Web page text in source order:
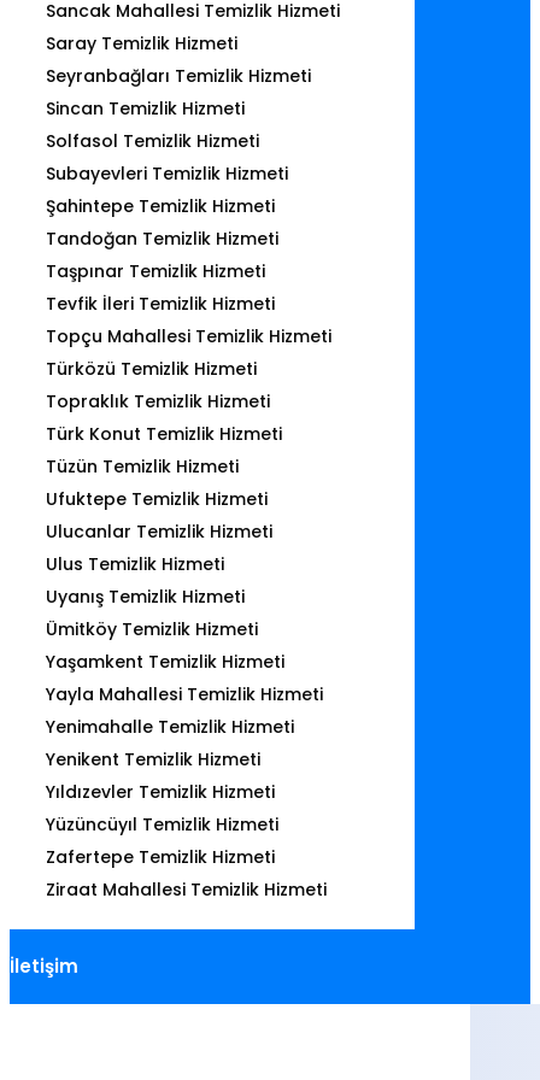
Sancak Mahallesi Temizlik Hizmeti
Saray Temizlik Hizmeti
Seyranbağları Temizlik Hizmeti
Sincan Temizlik Hizmeti
Solfasol Temizlik Hizmeti
Subayevleri Temizlik Hizmeti
Şahintepe Temizlik Hizmeti
Tandoğan Temizlik Hizmeti
Taşpınar Temizlik Hizmeti
Tevfik İleri Temizlik Hizmeti
Topçu Mahallesi Temizlik Hizmeti
Türközü Temizlik Hizmeti
Topraklık Temizlik Hizmeti
Türk Konut Temizlik Hizmeti
Tüzün Temizlik Hizmeti
Ufuktepe Temizlik Hizmeti
Ulucanlar Temizlik Hizmeti
Ulus Temizlik Hizmeti
Uyanış Temizlik Hizmeti
Ümitköy Temizlik Hizmeti
Yaşamkent Temizlik Hizmeti
Yayla Mahallesi Temizlik Hizmeti
Yenimahalle Temizlik Hizmeti
Yenikent Temizlik Hizmeti
Yıldızevler Temizlik Hizmeti
Yüzüncüyıl Temizlik Hizmeti
Zafertepe Temizlik Hizmeti
Ziraat Mahallesi Temizlik Hizmeti
İletişim